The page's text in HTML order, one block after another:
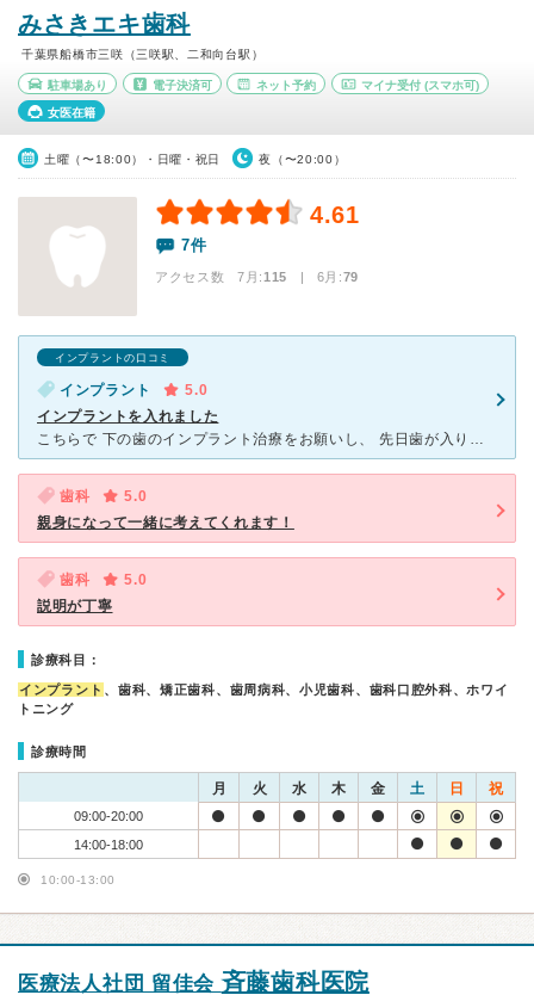
みさきエキ歯科
千葉県船橋市三咲（三咲駅、二和向台駅）
駐車場あり 電子決済可 ネット予約 マイナ受付 (スマホ可)
女医在籍
土曜（〜18:00）・日曜・祝日 夜（〜20:00）
4.61
7件
アクセス数 7月:115 | 6月:79
インプラントの口コミ
インプラント
5.0
インプラントを入れました
こちらで 下の歯のインプラント治療をお願いし、 先日歯が入りました。 今までの入れ歯とは違って自分の歯のようにしっかり噛めるのでとても満足しています❕ありがとうございました。 インプラント手術と
歯科
5.0
親身になって一緒に考えてくれます！
歯科
5.0
説明が丁寧
診療科目：
インプラント 、歯科、矯正歯科、歯周病科、小児歯科、歯科口腔外科、ホワイ
トニング
診療時間
月 火 水 木 金 土 日 祝
09:00-20:00
14:00-18:00
10:00-13:00
医療法人社団 留佳会斉藤歯科医院